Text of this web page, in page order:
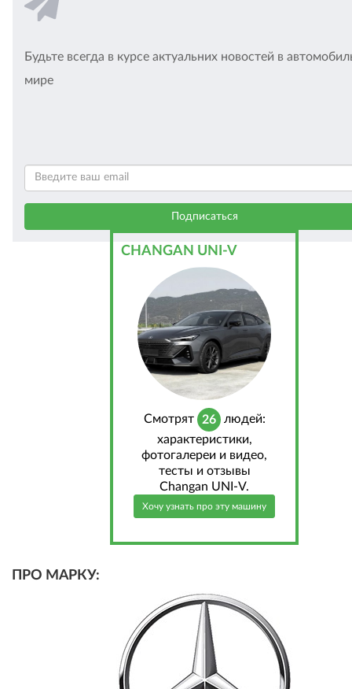
Будьте всегда в курсе актуальних новостей в
мире
CHANGAN UNI-V
Cмотрят 26 людей:
характеристики,
фотогалереи и видео,
тесты и отзывы
Changan UNI-V.
Хочу узнать про эту машину
ПРО МАРКУ: